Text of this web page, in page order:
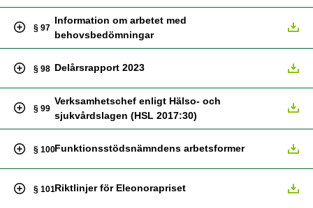
§ 97
Information om arbetet med
behovsbedömningar
§ 98 Delårsrapport 2023
§ 99
Verksamhetschef enligt Hälso- och
sjukvårdslagen (HSL 2017:30)
§ 100Funktionsstödsnämndens arbetsformer
§ 101Riktlinjer för Eleonorapriset